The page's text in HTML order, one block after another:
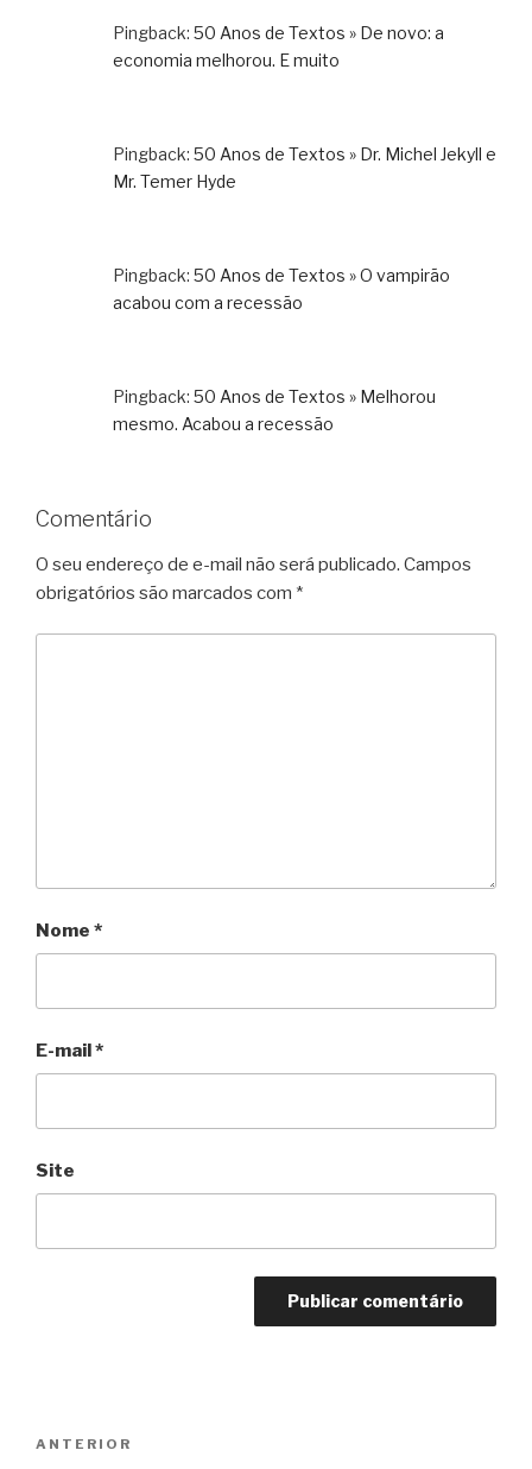
Pingback: 50 Anos de Textos » De novo: a
economia melhorou. E muito
Pingback: 50 Anos de Textos » Dr. Michel Jekyll e
Mr. Temer Hyde
Pingback: 50 Anos de Textos » O vampirão
acabou com a recessão
Pingback: 50 Anos de Textos » Melhorou
mesmo. Acabou a recessão
Comentário
O seu endereço de e-mail não será publicado. Campos
obrigatórios são marcados com *
Nome *
E-mail*
Site
Anterior
ANTERIOR